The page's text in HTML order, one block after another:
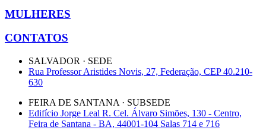
MULHERES
CONTATOS
SALVADOR · SEDE
Rua Professor Aristides Novis, 27, Federação, CEP 40.210-
630
FEIRA DE SANTANA · SUBSEDE
Edifício Jorge Leal R. Cel. Álvaro Simões, 130 - Centro,
Feira de Santana - BA, 44001-104 Salas 714 e 716